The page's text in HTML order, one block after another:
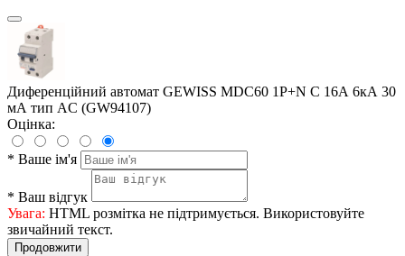
Диференційний автомат GEWISS MDC60 1P+N C 16А 6кА 30
мА тип AC (GW94107)
Оцінка:
* Ваше ім'я
* Ваш відгук
Увага: HTML розмітка не підтримується. Використовуйте
звичайний текст.
Продовжити